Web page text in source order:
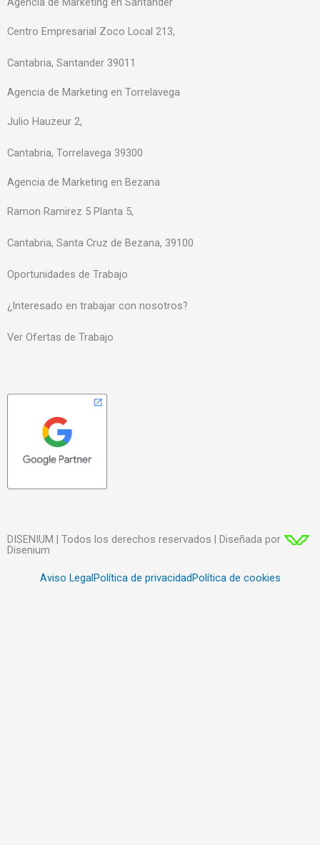
-
m
-
n
Centro Empresarial Zoco Local 213,
Cantabria, Santander 39011
Agencia de Marketing en Torrelavega
Julio Hauzeur 2,
Cantabria, Torrelavega 39300
Agencia de Marketing en Bezana
Ramon Ramirez 5 Planta 5,
Cantabria, Santa Cruz de Bezana, 39100
Oportunidades de Trabajo
¿Interesado en trabajar con nosotros?
Ver Ofertas de Trabajo
DISENIUM | Todos los derechos reservados | Diseñada por
Disenium
Aviso LegalPolítica de privacidadPolítica de cookies